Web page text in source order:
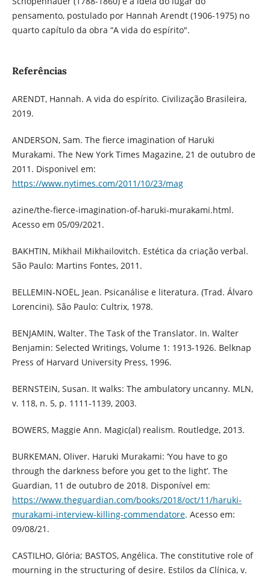
pensamento, postulado por Hannah Arendt (1906-1975) no
quarto capítulo da obra “A vida do espírito".
Referências
ARENDT, Hannah. A vida do espírito. Civilização Brasileira,
2019.
ANDERSON, Sam. The fierce imagination of Haruki
Murakami. The New York Times Magazine, 21 de outubro de
2011. Disponivel em:
https://www.nytimes.com/2011/10/23/mag
azine/the-fierce-imagination-of-haruki-murakami.html.
Acesso em 05/09/2021.
BAKHTIN, Mikhail Mikhailovitch. Estética da criação verbal.
São Paulo: Martins Fontes, 2011.
BELLEMIN-NOËL, Jean. Psicanálise e literatura. (Trad. Álvaro
Lorencini). São Paulo: Cultrix, 1978.
BENJAMIN, Walter. The Task of the Translator. In. Walter
Benjamin: Selected Writings, Volume 1: 1913-1926. Belknap
Press of Harvard University Press, 1996.
BERNSTEIN, Susan. It walks: The ambulatory uncanny. MLN,
v. 118, n. 5, p. 1111-1139, 2003.
BOWERS, Maggie Ann. Magic(al) realism. Routledge, 2013.
BURKEMAN, Oliver. Haruki Murakami: ‘You have to go
through the darkness before you get to the light’. The
Guardian, 11 de outubro de 2018. Disponível em:
https://www.theguardian.com/books/2018/oct/11/haruki-
murakami-interview-killing-commendatore. Acesso em:
09/08/21.
CASTILHO, Glória; BASTOS, Angélica. The constitutive role of
mourning in the structuring of desire. Estilos da Clínica, v.